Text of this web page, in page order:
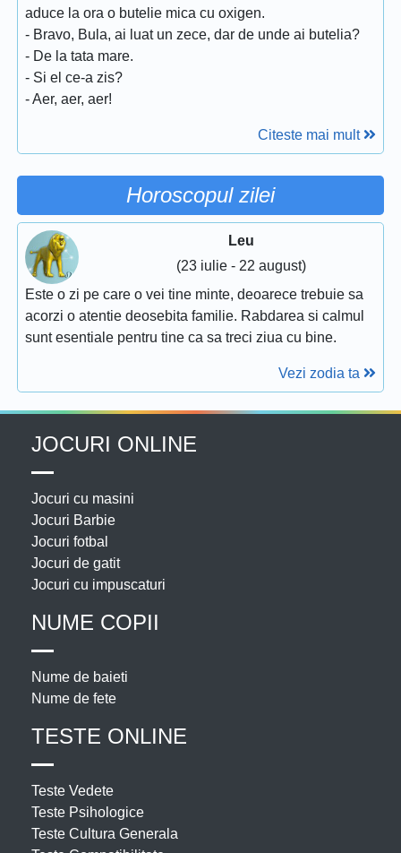
aduce la ora o butelie mica cu oxigen.
- Bravo, Bula, ai luat un zece, dar de unde ai butelia?
- De la tata mare.
- Si el ce-a zis?
- Aer, aer, aer!
Citeste mai mult
Horoscopul zilei
Leu
(23 iulie - 22 august)
Este o zi pe care o vei tine minte, deoarece trebuie sa
acorzi o atentie deosebita familie. Rabdarea si calmul
sunt esentiale pentru tine ca sa treci ziua cu bine.
Vezi zodia ta
JOCURI ONLINE
Jocuri cu masini
Jocuri Barbie
Jocuri fotbal
Jocuri de gatit
Jocuri cu impuscaturi
NUME COPII
Nume de baieti
Nume de fete
TESTE ONLINE
Teste Vedete
Teste Psihologice
Teste Cultura Generala